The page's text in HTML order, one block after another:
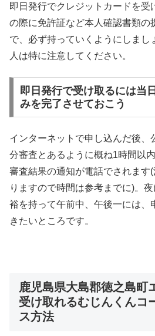
即日発行でクレジットカードを受
の際に免許証など本人確認書類の
で、必ず持っていくようにしまし
人は特に注意してください。
即日発行で受け取るには当
みを完了させておこう
インターネットで申し込んだ後、
分審査とあるように概ね1時間以
審査結果の通知が電話でされます
りますので時間は参考までに)。
裕を持って午前中、午後一には、
きたいところです。
鹿児島県大島郡徳之島町
受け取れるむじんくんコ
ス方法